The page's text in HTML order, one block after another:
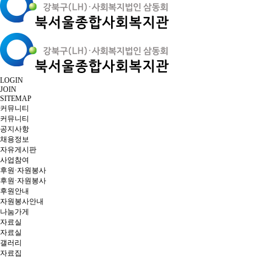
LOGIN
JOIN
SITEMAP
커뮤니티
커뮤니티
공지사항
채용정보
자유게시판
사업참여
후원·자원봉사
후원·자원봉사
후원안내
자원봉사안내
나눔가게
자료실
자료실
갤러리
자료집